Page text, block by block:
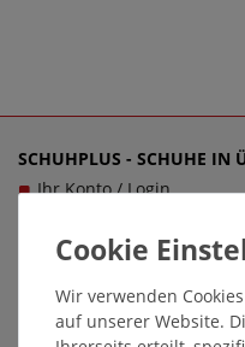
SCHUHPLUS - SCHUHE IN
Ihr Konto / Login
Unsere Fachgeschäfte
Marketing & Vertrieb
Mediathek
INFORMATION & SERVICE
Wir verwenden
auf unserer Website.